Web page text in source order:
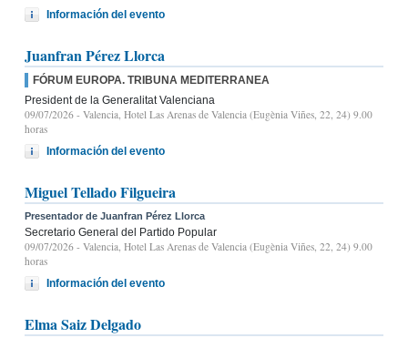
Información del evento
Juanfran Pérez Llorca
FÓRUM EUROPA. TRIBUNA MEDITERRANEA
President de la Generalitat Valenciana
09/07/2026 - Valencia, Hotel Las Arenas de Valencia (Eugènia Viñes, 22, 24) 9.00
horas
Información del evento
Miguel Tellado Filgueira
Presentador de Juanfran Pérez Llorca
Secretario General del Partido Popular
09/07/2026 - Valencia, Hotel Las Arenas de Valencia (Eugènia Viñes, 22, 24) 9.00
horas
Información del evento
Elma Saiz Delgado